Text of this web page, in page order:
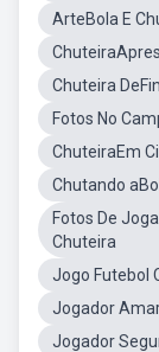
ArteBola E
Chuteira
Fotos No
ChuteiraEm
Chutando
Fotos De
Chuteira
Jogo Futebol
Jogador
Jogador